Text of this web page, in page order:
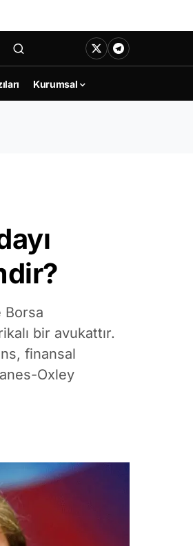
Kurumsal
Borsa
bir avukattır.
finansal
Oxley